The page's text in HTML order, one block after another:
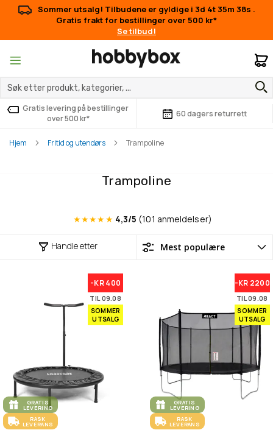
Sommer utsalg! Tilbudene er gyldige i 3d 4t 35m 37s .
Gratis frakt for bestillinger over 500 kr*
Se tilbud!
Gratis levering på bestillinger
over 500 kr*
60 dagers returrett
Hjem Fritid og utendørs Trampoline
Trampoline
Handle etter
-KR 400
TIL 09.08
SOMMER
UTSALG
GRATIS
LEVERING
RASK
LEVERANS
-KR 2200
TIL 09.08
SOMMER
UTSALG
GRATIS
LEVERING
RASK
LEVERANS
★★★★★ 4,3/5 (101 anmeldelser)